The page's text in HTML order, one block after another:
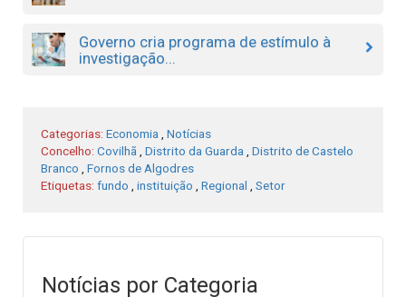
Governo cria programa de estímulo à
investigação...
Categorias: Economia, Notícias
Concelho: Covilhã, Distrito da Guarda, Distrito de Castelo
Branco , Fornos de Algodres
Etiquetas: fundo , instituição , Regional , Setor
Notícias por Categoria